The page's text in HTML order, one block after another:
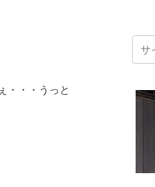
・・・うっと